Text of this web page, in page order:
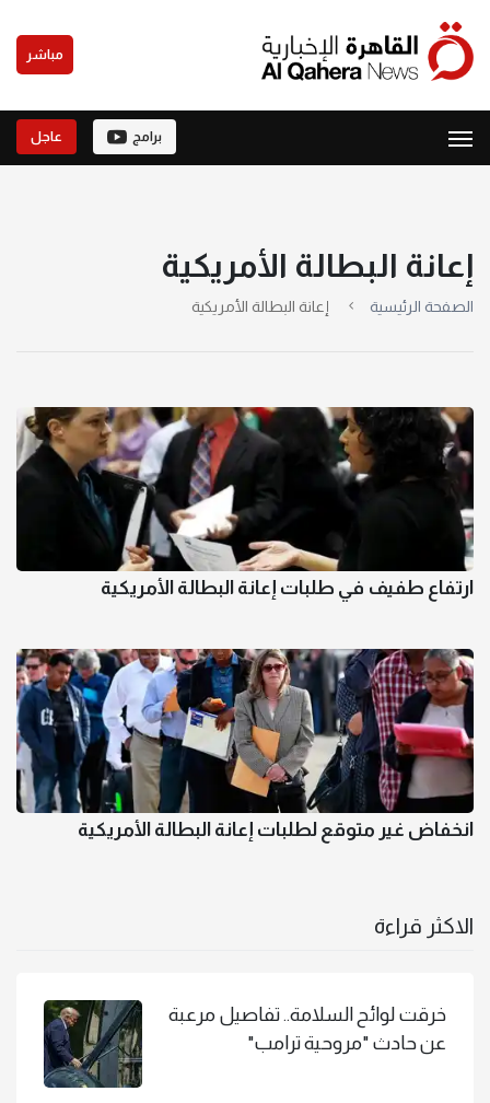
مباشر
برامج عاجل
إعانة البطالة الأمريكية
الصفحة الرئيسية إعانة البطالة الأمريكية
ارتفاع طفيف في طلبات إعانة البطالة الأمريكية
انخفاض غير متوقع لطلبات إعانة البطالة الأمريكية
الاكثر قراءة
خرقت لوائح السلامة.. تفاصيل مرعبة
عن حادث "مروحية ترامب"